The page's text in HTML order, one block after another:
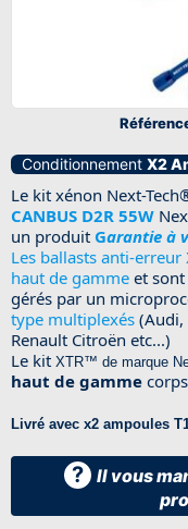
Conditionnement X2
Le kit xénon Next-
CANBUS D2R 55W
un produit Garantie à
Les ballasts anti-erreur
haut de gamme et sont
gérés par un
type multiplexés (Audi,
Renault Citroën etc...)
Le kit XTR™ de marque
haut de gamme
Livré avec x2 ampoules
? Il vous